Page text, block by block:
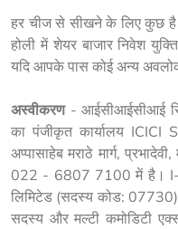
हर चीज से सीखने के लिए कुछ
होली में शेयर बाजार निवेश
यदि आपके पास कोई अन्य
अस्वीकरण - आईसीआईसीआई
का पंजीकृत कार्यालय
अप्पासाहेब मराठे मार्ग,
022 - 6807 7100 में है।
लिमिटेड (सदस्य कोड:
सदस्य और मल्टी कमोडिटी